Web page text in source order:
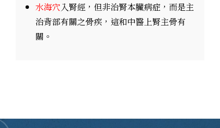
水海穴入腎經，但非治腎本臟病症，而是主
治背部有關之骨疾，這和中醫上腎主骨有
關。